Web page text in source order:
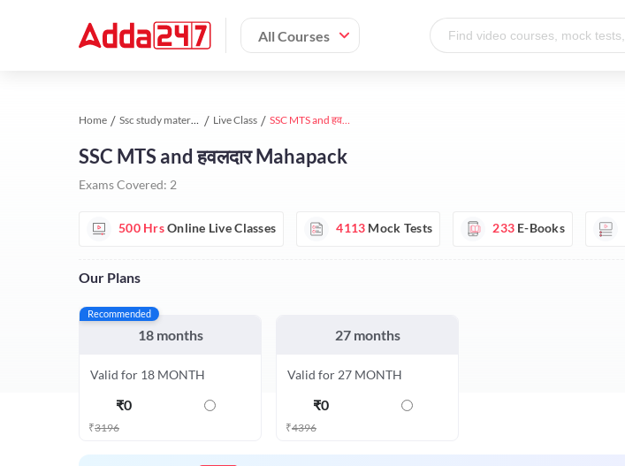
All Courses
Home Ssc study material Live Class SSC MTS and हवलदार Mahapack
SSC MTS and हवलदार Mahapack
Exams Covered: 2
500 HrsOnline Live Classes 4113 Mock Tests 233 E-Books
Our Plans
Recommended
18 months
Valid for 18 MONTH
₹0
₹3196
27 months
Valid for 27 MONTH
₹0
₹4396